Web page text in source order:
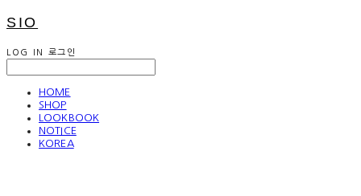
SIO
LOG IN 로그인
HOME
SHOP
LOOKBOOK
NOTICE
KOREA